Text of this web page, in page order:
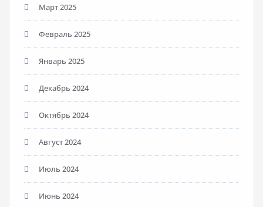
Март 2025
Февраль 2025
Январь 2025
Декабрь 2024
Октябрь 2024
Август 2024
Июль 2024
Июнь 2024